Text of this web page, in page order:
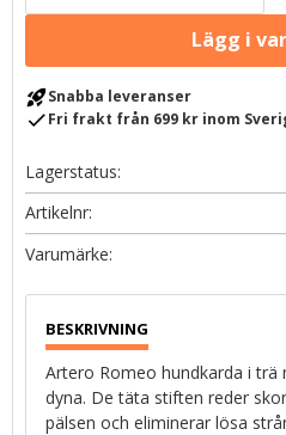
rocket_launchSnabba leveranser
checkFri frakt från 699 kr inom
Lagerstatus
Artikelnr
Artero Romeo hundkarda i
dyna. De täta stiften reder
pälsen och eliminerar lösa